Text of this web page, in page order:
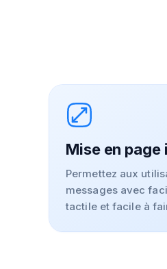
Mise en
Permettez aux
messages avec
tactile et facile à